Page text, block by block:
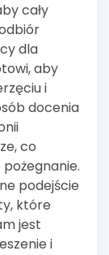
cały
dla
aby
i
docenia
co
podejście
które
jest
i